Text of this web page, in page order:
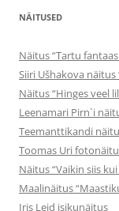
NÄITUSED
Näitus “Tartu
Siiri Ušhakova
Näitus “Hinges veel
Leenamari Pirn`i
Teemanttikandi
Toomas Uri
Näitus “Vaikin siis
Maalinäitus
Iris Leid isikunäitus